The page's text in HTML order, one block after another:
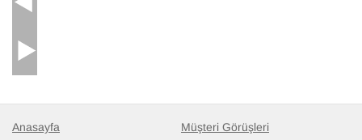
Anasayfa
Müşteri Görüşleri